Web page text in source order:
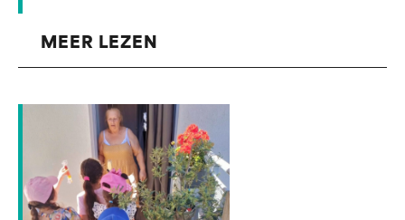
MEER LEZEN